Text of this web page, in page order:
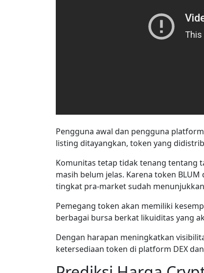
Pengguna awal dan pengguna
listing ditayangkan, token yang
Komunitas tetap tidak tenang tentang
masih belum jelas. Karena token
tingkat pra-market sudah
Pemegang token akan memiliki
berbagai bursa berkat likuiditas yang
Dengan harapan meningkatkan
ketersediaan token di platform DEX dan